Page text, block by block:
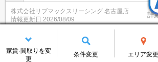
広々8.3帖の１K☆スーパーも徒歩圏内にあって
条件等お気軽にお問い合わせください♪
株式会社リブマックスリーシング 名古屋店
情報更新日 2026/08/09
詳
家賃·間取りを変
更
条件変更 エリア変更